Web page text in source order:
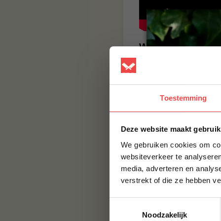
Toestemming
Deze website maakt
We gebruiken cookies om
websiteverkeer te
media, adverteren en
verstrekt of die ze hebben
Noodzakelijk
Wil je nog meer
Konijnenvlees is
heel vet en het vet
vetzuren en voor
gezonde
BBQuality
smaak brengen.